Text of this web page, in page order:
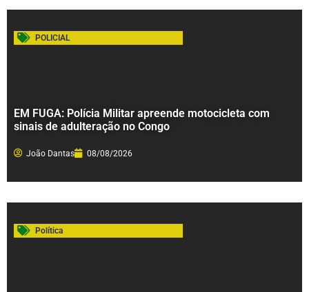
POLICIAL
EM FUGA: Polícia Militar apreende motocicleta com
sinais de adulteração no Congo
João Dantas 08/08/2026
Política